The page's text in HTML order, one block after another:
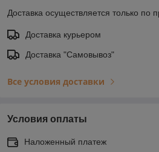
Доставка осуществляется только по
Доставка курьером
Доставка "Самовывоз"
Все условия доставки
Условия оплаты
Наложенный платеж